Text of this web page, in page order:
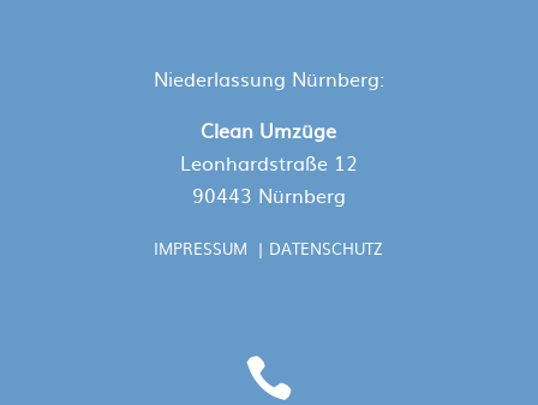
Niederlassung Nürnberg:
Clean Umzüge
Leonhardstraße 12
90443 Nürnberg
IMPRESSUM | DATENSCHUTZ
